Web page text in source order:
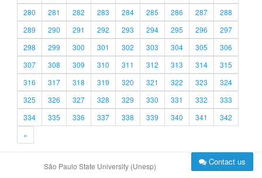
280
281 282 283 284 285 286 287
288
289
290 291 292 293 294 295 296
297
298
299 300 301 302 303 304 305
306
307
308 309 310 311 312 313 314
315
316
317 318 319 320 321 322 323
324
325
326 327 328 329 330 331 332
333
334
335 336 337 338 339 340 341
342
»
São Paulo State University (Unesp) Contact us